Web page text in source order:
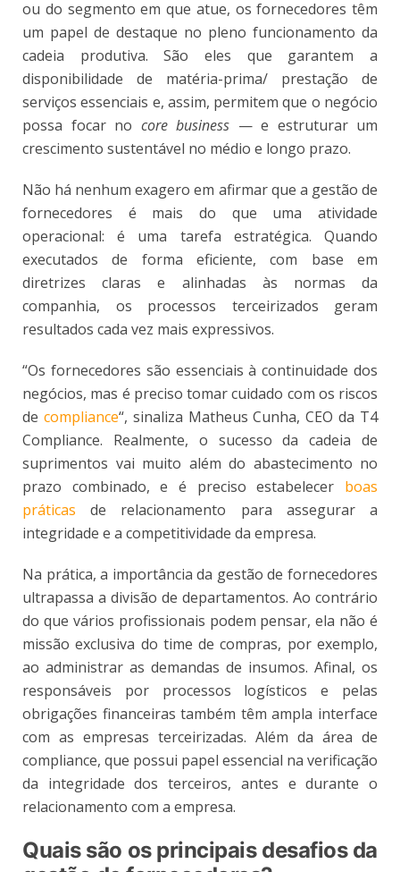
ou do segmento em que atue, os fornecedores têm
um papel de destaque no pleno funcionamento da
cadeia produtiva. São eles que garantem a
disponibilidade de matéria-prima/ prestação de
serviços essenciais e, assim, permitem que o negócio
possa focar no core business — e estruturar um
crescimento sustentável no médio e longo prazo.
Não há nenhum exagero em afirmar que a gestão de
fornecedores é mais do que uma atividade
operacional: é uma tarefa estratégica. Quando
executados de forma eficiente, com base em
diretrizes claras e alinhadas às normas da
companhia, os processos terceirizados geram
resultados cada vez mais expressivos.
“Os fornecedores são essenciais à continuidade dos
negócios, mas é preciso tomar cuidado com os riscos
de compliance“, sinaliza Matheus Cunha, CEO da T4
Compliance. Realmente, o sucesso da cadeia de
suprimentos vai muito além do abastecimento no
prazo combinado, e é preciso estabelecer boas
práticas de relacionamento para assegurar a
integridade e a competitividade da empresa.
Na prática, a importância da gestão de fornecedores
ultrapassa a divisão de departamentos. Ao contrário
do que vários profissionais podem pensar, ela não é
missão exclusiva do time de compras, por exemplo,
ao administrar as demandas de insumos. Afinal, os
responsáveis por processos logísticos e pelas
obrigações financeiras também têm ampla interface
com as empresas terceirizadas. Além da área de
compliance, que possui papel essencial na verificação
da integridade dos terceiros, antes e durante o
relacionamento com a empresa.
Quais são os principais desafios da